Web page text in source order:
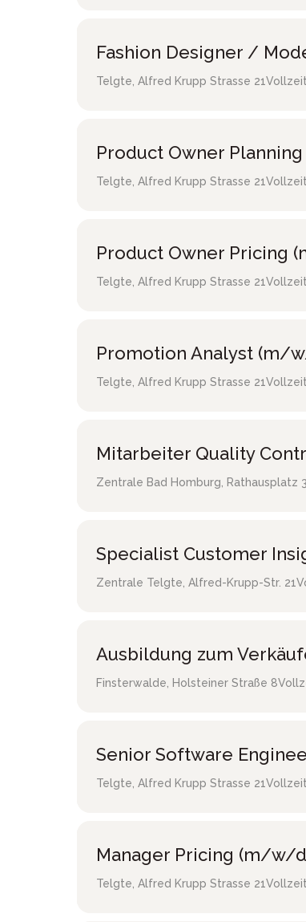
Fashion Designer /
Telgte Alfred Krupp Strasse 21Vollzeit
Product Owner
Telgte Alfred Krupp Strasse 21Vollzeit
Product Owner Pricing
Telgte Alfred Krupp Strasse 21Vollzeit
Promotion Analyst (m/
Telgte Alfred Krupp Strasse 21Vollzeit
Mitarbeiter Quality
Zentrale Bad Homburg Rathausplatz
Specialist Customer
Zentrale Telgte Alfred-Krupp-Str. 21
Ausbildung zum
Finsterwalde Holsteiner Straße 8
Senior Software
Telgte Alfred Krupp Strasse 21Vollzeit
Manager Pricing (m/w/
Telgte Alfred Krupp Strasse 21Vollzeit